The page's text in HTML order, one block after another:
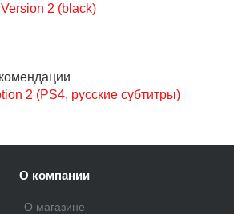
2 (black)
2 (PS4, русские субтитры)
О компании
О магазине